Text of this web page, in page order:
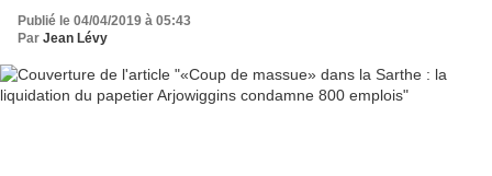
Publié le 04/04/2019 à 05:43
Par Jean Lévy